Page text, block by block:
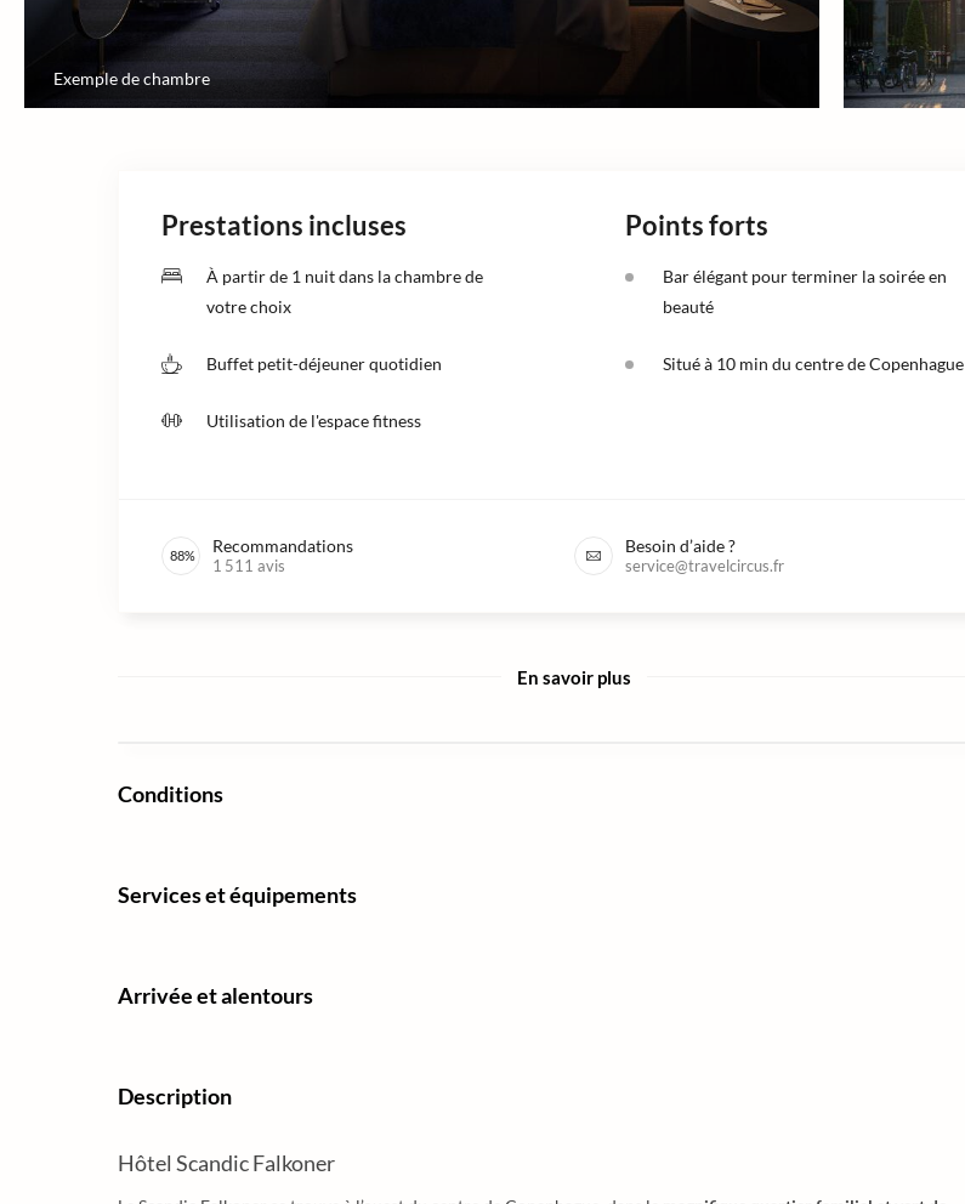
Exemple de chambre
Prestations incluses
À partir de 1 nuit dans la chambre de
votre choix
Buffet petit-déjeuner quotidien
Utilisation de l'espace fitness
Points forts
Bar élégant pour terminer la soirée en
beauté
Situé à 10 min du centre de Copenhague
88% Recommandations
1 511 avis
Besoin d’aide ?
service@travelcircus.fr
En savoir plus
Conditions
Services et équipements
Arrivée et alentours
Description
Hôtel Scandic Falkoner